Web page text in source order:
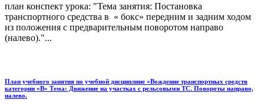
план конспект урока: "Тема занятия: Постановка
транспортного средства в « бокс» передним и задним ходом
из положения с предварительным поворотом направо
(налево)."...
План учебного занятия по учебной дисциплине «Вождение транспортных средств
категории «В» Тема: Движение на участках с рельсовыми ТС. Повороты направо,
налево.